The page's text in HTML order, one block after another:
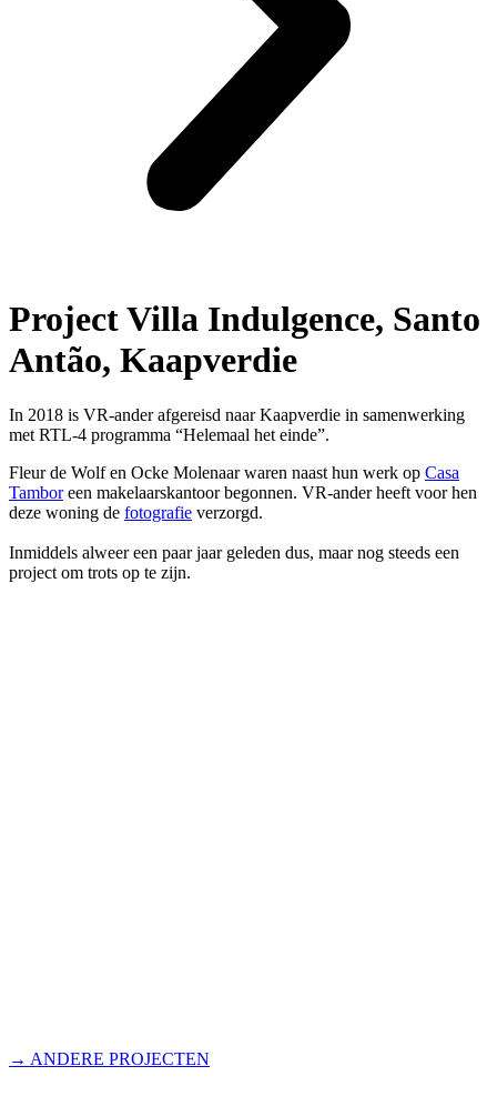
Project Villa Indulgence, Santo
Antão, Kaapverdie
In 2018 is VR-ander afgereisd naar Kaapverdie in samenwerking
met RTL-4 programma “Helemaal het einde”.
Fleur de Wolf en Ocke Molenaar waren naast hun werk op Casa
Tamboreen makelaarskantoor begonnen. VR-ander heeft voor hen
deze woning de fotografie verzorgd.
Inmiddels alweer een paar jaar geleden dus, maar nog steeds een
project om trots op te zijn.
→ ANDERE PROJECTEN